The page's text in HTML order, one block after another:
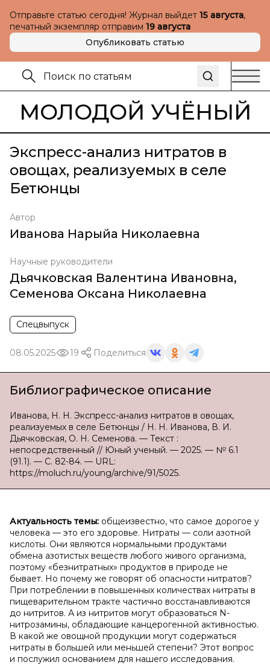
Отправьте статью сегодня! Журнал выйдет 15 августа,
печатный экземпляр отправим 19 августа
Опубликовать статью
МОЛОДОЙ УЧЁНЫЙ
Экспресс-анализ нитратов в
овощах, реализуемых в селе
Бетюнцы
Автор
Иванова Нарыйа Николаевна
Научные руководители
Дьячковская Валентина Ивановна,
Семенова Оксана Николаевна
Спецвыпуск
08.05.2025 19 Поделиться
Библиографическое описание
Иванова, Н. Н. Экспресс-анализ нитратов в овощах,
реализуемых в селе Бетюнцы / Н. Н. Иванова, В. И.
Дьячковская, О. Н. Семенова. — Текст :
непосредственный // Юный ученый. — 2025. — № 6.1
(91.1). — С. 82-84. — URL:
https://moluch.ru/young/archive/91/5025.
Актуальность темы: общеизвестно, что самое дорогое у
человека — это его здоровье. Нитраты — соли азотной
кислоты. Они являются нормальными продуктами
обмена азотистых веществ любого живого организма,
поэтому «безнитратных» продуктов в природе не
бывает. Но почему же говорят об опасности нитратов?
При потреблении в повышенных количествах нитраты в
пищеварительном тракте частично восстанавливаются
до нитритов. А из нитритов могут образоваться N-
нитрозамины, обладающие канцерогенной активностью.
В какой же овощной продукции могут содержаться
нитраты в большей или меньшей степени? Этот вопрос
и послужил основанием для нашего исследования.